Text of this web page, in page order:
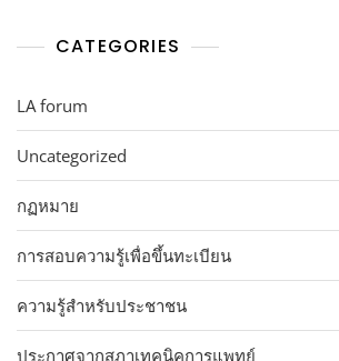
CATEGORIES
LA forum
Uncategorized
กฏหมาย
การสอบความรู้เพื่อขึ้นทะเบียน
ความรู้สำหรับประชาชน
ประกาศจากสภาเทคนิคการแพทย์